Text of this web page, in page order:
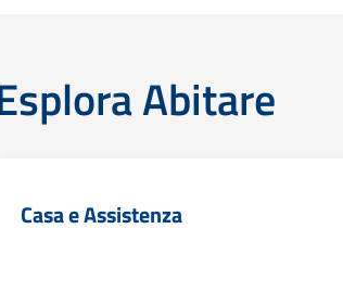
Abitare
Casa e Assistenza